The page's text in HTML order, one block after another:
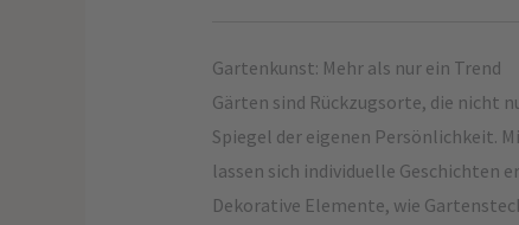
Gartenkunst: Mehr als nur ein Trend
Gärten sind Rückzugsorte, die nicht
Spiegel der eigenen Persönlichkeit.
lassen sich individuelle Geschichten
Dekorative Elemente, wie